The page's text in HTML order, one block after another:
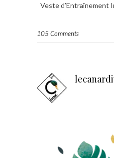
Veste d’Entraînement
105 Comments